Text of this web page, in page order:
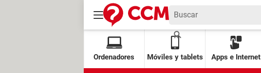
Ordenadores Móviles y tablets Apps e Internet